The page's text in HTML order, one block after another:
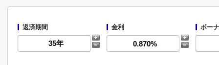
返済期間 金利 ボー